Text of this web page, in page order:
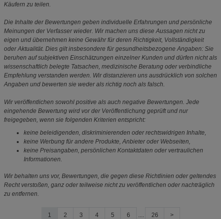
Käufern zu teilen.
Die Inhalte der Bewertungen geben individuelle Erfahrungen und persönliche
Meinungen der Verfasser wieder. Wir machen uns diese Aussagen nicht zu
eigen und übernehmen keine Gewähr für deren Richtigkeit, Vollständigkeit
oder Aktualität. Dies gilt insbesondere für gesundheitsbezogene Angaben: Sie
beruhen auf subjektiven Einschätzungen einzelner Kunden und dürfen nicht als
wissenschaftlich belegte Tatsachen, medizinische Beratung oder verbindliche
Empfehlung verstanden werden. Wir distanzieren uns ausdrücklich von solchen
Angaben und bewerten sie weder als richtig noch als falsch.
Wir veröffentlichen sowohl positive als auch negative Bewertungen. Jede
eingehende Bewertung wird vor der Veröffentlichung geprüft und nur
freigegeben, wenn sie folgenden Kriterien entspricht:
keine beleidigenden, diskriminierenden oder rechtswidrigen Inhalte,
keine Werbung für andere Produkte, Anbieter oder Webseiten,
keine Preisangaben, persönlichen Kontaktdaten oder vertraulichen
Informationen.
Wir behalten uns vor, Bewertungen, die gegen diese Richtlinien oder geltendes
Recht verstoßen, ganz oder teilweise nicht zu veröffentlichen oder nachträglich
zu entfernen.
1 2 3 4 5 6 26 >